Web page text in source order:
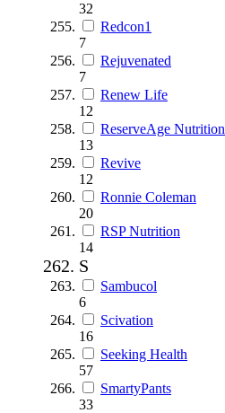
32
Redcon1
7
Rejuvenated
7
Renew Life
12
ReserveAge Nutrition
13
Revive
12
Ronnie Coleman
20
RSP Nutrition
14
S
Sambucol
6
Scivation
16
Seeking Health
57
SmartyPants
33